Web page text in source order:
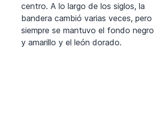
centro. A lo largo de los siglos, la
bandera cambió varias veces, pero
siempre se mantuvo el fondo negro
y amarillo y el león dorado.